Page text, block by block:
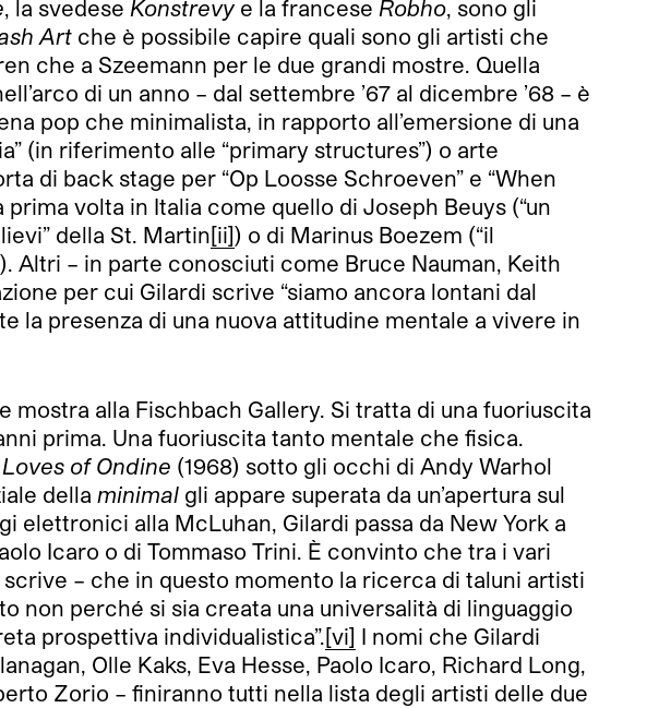
, la svedese Konstrevye la francese Robho, sono gli
Art che è possibile capire quali sono gli artisti che
che a Szeemann per le due grandi mostre. Quella
di un anno – dal settembre ’67 al dicembre ’68 – è
pop che minimalista, in rapporto all’emersione di una
(in riferimento alle “primary structures”) o arte
di back stage per “Op Loosse Schroeven” e “When
volta in Italia come quello di Joseph Beuys (“un
della St. Martin[ii]) o di Marinus Boezem (“il
). Altri – in parte conosciuti come Bruce Nauman, Keith
per cui Gilardi scrive “siamo ancora lontani dal
la presenza di una nuova attitudine mentale a vivere in
alla Fischbach Gallery. Si tratta di una fuoriuscita
prima. Una fuoriuscita tanto mentale che fisica.
of Ondine (1968) sotto gli occhi di Andy Warhol
della minimal gli appare superata da un’apertura sul
elettronici alla McLuhan, Gilardi passa da New York a
Icaro o di Tommaso Trini. È convinto che tra i vari
– che in questo momento la ricerca di taluni artisti
non perché si sia creata una universalità di linguaggio
prospettiva individualistica”.[vi] I nomi che Gilardi
Olle Kaks, Eva Hesse, Paolo Icaro, Richard Long,
Zorio – finiranno tutti nella lista degli artisti delle due